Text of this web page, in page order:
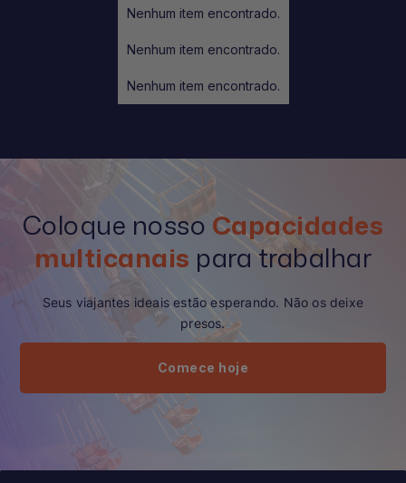
Nenhum item encontrado.
Nenhum item encontrado.
Nenhum item encontrado.
Coloque nosso Capacidades
multicanais para trabalhar
Seus viajantes ideais estão esperando. Não os deixe
presos.
Comece hoje